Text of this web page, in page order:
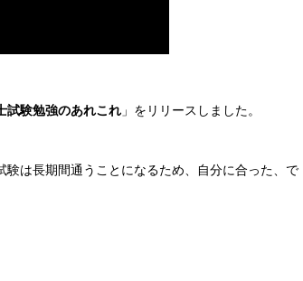
試験勉強のあれこれ 」 をリリースしました。
は長期間通うことになるため、自分に合った、で